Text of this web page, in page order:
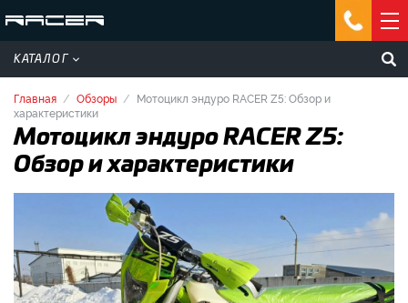
КАТАЛОГ
Главная Обзоры
Мотоцикл эндуро RACER Z5: Обзор и
характеристики
Мотоцикл эндуро RACER Z5:
Обзор и характеристики